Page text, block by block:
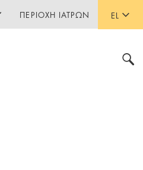
EL
ΠΕΡΙΟΧΉ ΙΑΤΡΏΝ